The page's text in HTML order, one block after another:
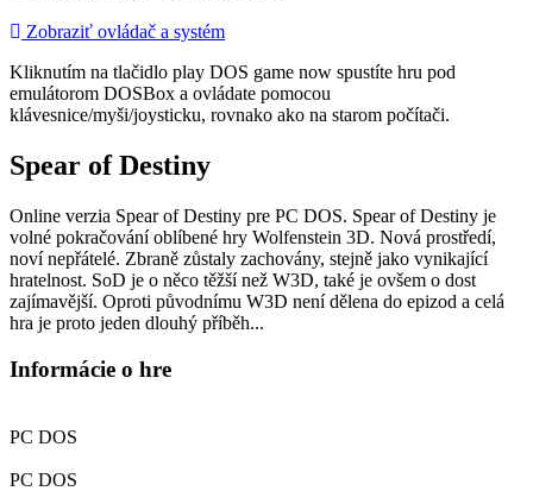
Zobraziť ovládač a systém
Kliknutím na tlačidlo play DOS game now spustíte hru pod
emulátorom DOSBox a ovládate pomocou
klávesnice/myši/joysticku, rovnako ako na starom počítači.
Spear of Destiny
Online verzia Spear of Destiny pre PC DOS. Spear of Destiny je
volné pokračování oblíbené hry Wolfenstein 3D. Nová prostředí,
noví nepřátelé. Zbraně zůstaly zachovány, stejně jako vynikající
hratelnost. SoD je o něco těžší než W3D, také je ovšem o dost
zajímavější. Oproti původnímu W3D není dělena do epizod a celá
hra je proto jeden dlouhý příběh...
Informácie o hre
PC DOS
PC DOS